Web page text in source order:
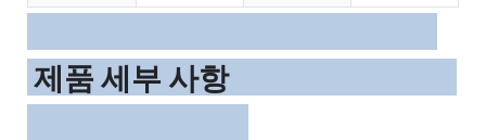
제품 세부 사항